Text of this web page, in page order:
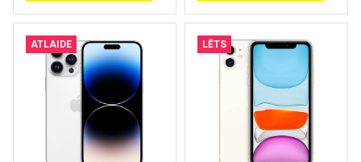
ATLAIDE LĒTS